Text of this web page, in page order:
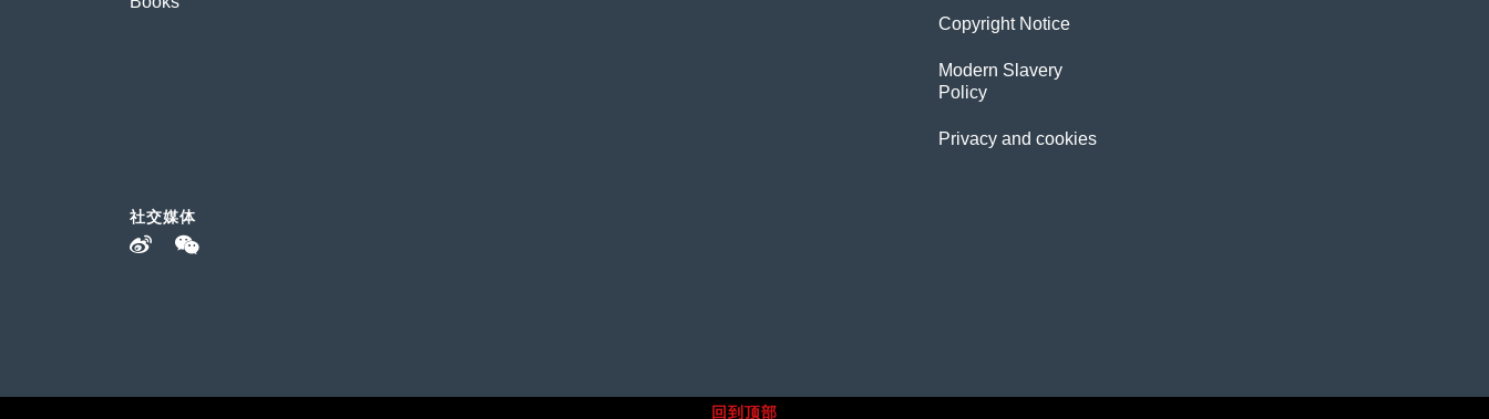
Copyright Notice
Modern Slavery
Policy
Privacy and cookies
社交媒体
回到顶部